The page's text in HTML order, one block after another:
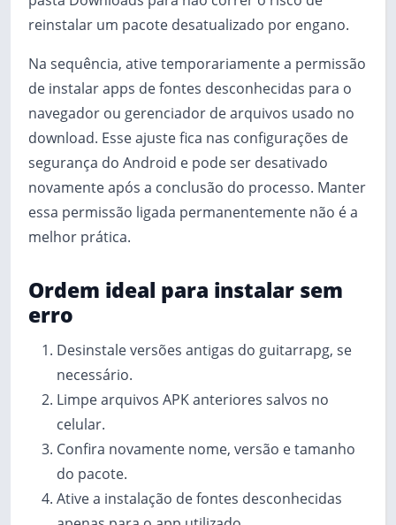
reinstalar um pacote desatualizado por engano.
Na sequência, ative temporariamente a permissão
de instalar apps de fontes desconhecidas para o
navegador ou gerenciador de arquivos usado no
download. Esse ajuste fica nas configurações de
segurança do Android e pode ser desativado
novamente após a conclusão do processo. Manter
essa permissão ligada permanentemente não é a
melhor prática.
Ordem ideal para instalar sem
erro
Desinstale versões antigas do guitarrapg, se
necessário.
Limpe arquivos APK anteriores salvos no
celular.
Confira novamente nome, versão e tamanho
do pacote.
Ative a instalação de fontes desconhecidas